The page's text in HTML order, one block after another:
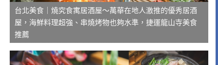
台北美食｜燒究食寓居酒屋～萬華在地人激推的優秀居酒
屋，海鮮料理超強、串燒烤物也夠水準，捷運龍山寺美食
推薦